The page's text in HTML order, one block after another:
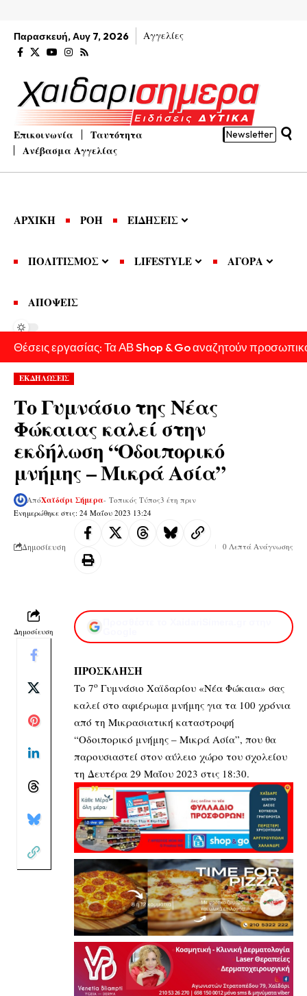
Παρασκευή, Αυγ 7, 2026 Αγγελίες
Επικοινωνία
Ταυτότητα
Ανέβασμα Αγγελίας
Newsletter
ΑΡΧΙΚΗ ΡΟΗ ΕΙΔΗΣΕΙΣ
ΠΟΛΙΤΙΣΜΟΣ LIFESTYLE ΑΓΟΡΑ
ΑΠΟΨΕΙΣ
Θέσεις εργασίας: Τα ΑΒ Shop & Go αναζητούν
ΕΚΔΗΛΩΣΕΙΣ
Το Γυμνάσιο της Νέας
Φώκαιας καλεί στην
εκδήλωση “Οδοιπορικό
μνήμης – Μικρά Ασία”
Ενημερώθηκε στις: 24 Μαΐου 2023 13:24
ΑπόΧαϊδάρι Σήμερα- Τοπικός Τύπος3 έτη πριν
Δημοσίευση 0 Λεπτά Ανάγνωσης
Δημοσίευση
ΠΡΟΣΚΛΗΣΗ
Το 7ο Γυμνάσιο Χαϊδαρίου «Νέα Φώκαια» σας
καλεί στο αφιέρωμα μνήμης για τα 100 χρόνια
από τη Μικρασιατική καταστροφή
“Οδοιπορικό μνήμης – Μικρά Ασία”, που θα
παρουσιαστεί στον αύλειο χώρο του σχολείου
τη Δευτέρα 29 Μαΐου 2023 στις 18:30.